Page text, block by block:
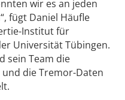
wir es an jeden
fügt Daniel Häufle
Institut für
Universität Tübingen.
sein Team die
die Tremor-Daten